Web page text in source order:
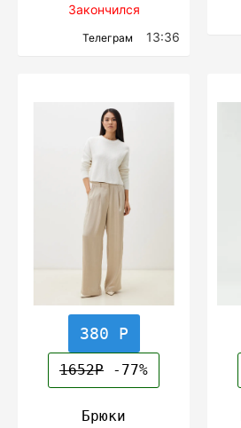
Закончился
Телеграм 13:36
380 Р
1652Р -77%
Брюки